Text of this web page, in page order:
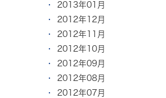
2013年01月
2012年12月
2012年11月
2012年10月
2012年09月
2012年08月
2012年07月